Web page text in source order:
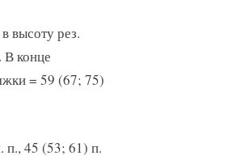
высоту рез.
В конце
= 59 (67; 75)
п., 45 (53; 61) п.